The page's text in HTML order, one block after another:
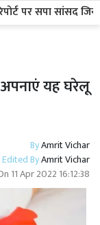
पर सपा सांसद
अपनाएं यह घरेलू
ByAmrit Vichar
Edited ByAmrit Vichar
11 Apr 2022 16:12:38